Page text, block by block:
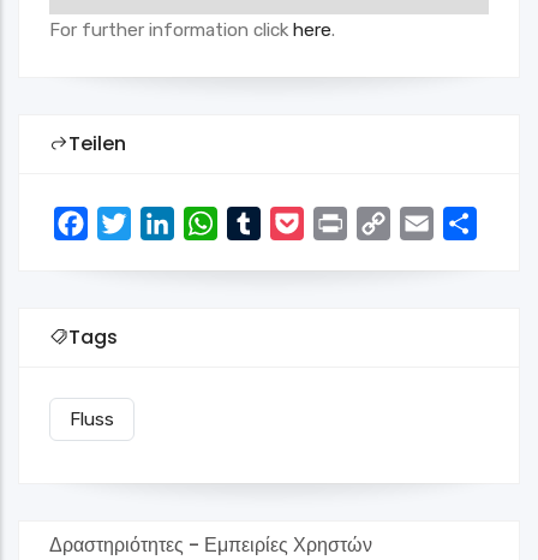
For further information click here.
Teilen
FacebookTwitterLinkedInWhatsAppTumblrPocketPrint
Copy
Email
Tags
Fluss
Δραστηριότητες - Εμπειρίες Χρηστών